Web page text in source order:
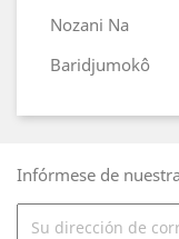
Nozani Na
Baridjumokô
Infórmese de